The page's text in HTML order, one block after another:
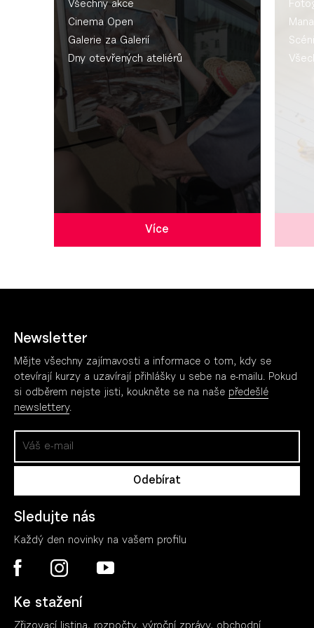
Všechny akce
Cinema Open
Galerie za Galerií
Dny otevřených ateliérů
Více
Newsletter
Mějte všechny zajímavosti a informace o tom, kdy se
otevírají kurzy a uzavírají přihlášky u sebe na e-mailu. Pokud
si odběrem nejste jisti, koukněte se na naše předešlé
newslettery.
Sledujte nás
Každý den novinky na vašem profilu
Ke stažení